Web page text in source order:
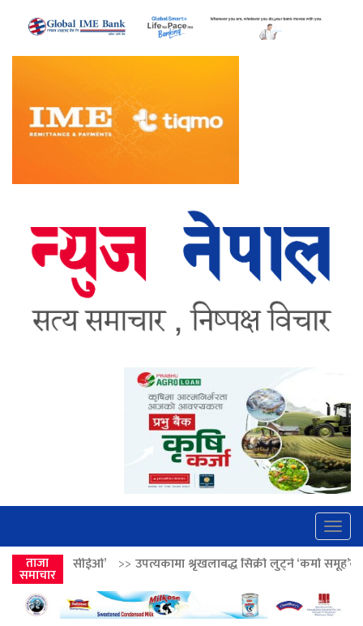
ताजा
समाचार
>>उपत्यकामा श्रृंखलाबद्ध सिक्री लुट्ने ‘कर्मा समूह’का नाइकेसहित पाँच